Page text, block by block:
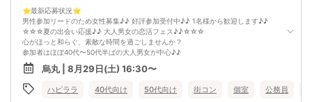
⭐️最新応募状況⭐️
男性参加リードのため女性募集♪♪ 好評参加受付中♪♪ 1名様から歓迎します♪♪
☆☆☆夏の出会い応援♪♪ 大人男女の恋活フェス♪♪☆☆☆
心がほっと和らぐ、素敵な時間を過ごしませんか？
参加者はほぼ40代〜50代半ばの大人男女が中心♪♪
同世代だからこそ趣味や暮らし、これまでの経験など、自然と共感できる会話が
生まれます。
「落ち着いた雰囲気の中で、カジュアルで楽しい出会いがほしい♪♪」
そんな方におすすめのイベントです♪♪
烏丸 | 8月29日(土) 16:30〜
ハピララ 40代向け 50代向け 街コン 個室 公務員